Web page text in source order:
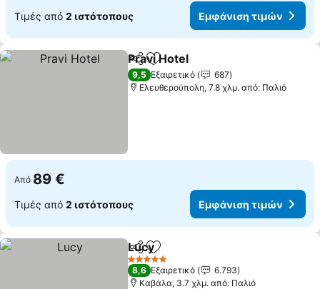
Τιμές από 2 ιστότοπους Εμφάνιση τιμών
Κοινοποίηση
Προσθήκη στα αγαπημένα
Pravi Hotel
9,5 Εξαιρετικό
687
Ελευθερούπολη, 7.8 χλμ. από: Παλιό
Από 89 €
Τιμές από 2 ιστότοπους Εμφάνιση τιμών
Κοινοποίηση
Προσθήκη στα αγαπημένα
Lucy
5 Αστέρια
8,6 Εξαιρετικό
6.793
Καβάλα, 3.7 χλμ. από: Παλιό